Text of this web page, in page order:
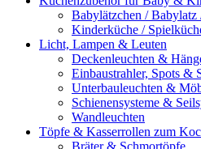
Babylätzchen / Babylatz
Kinderküche /
Licht, Lampen & Leuten
Deckenleuchten &
Einbaustrahler, Spots &
Unterbauleuchten &
Schienensysteme &
Wandleuchten
Töpfe & Kasserrollen zum
Bräter & Schmortöpfe